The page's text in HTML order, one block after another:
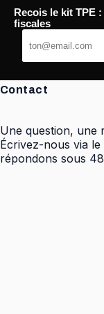
Passer
contenu
FREC Méditerranée
Contact
Une question, une
Écrivez-nous via
répondons sous
Recois le kit TPE
fiscales